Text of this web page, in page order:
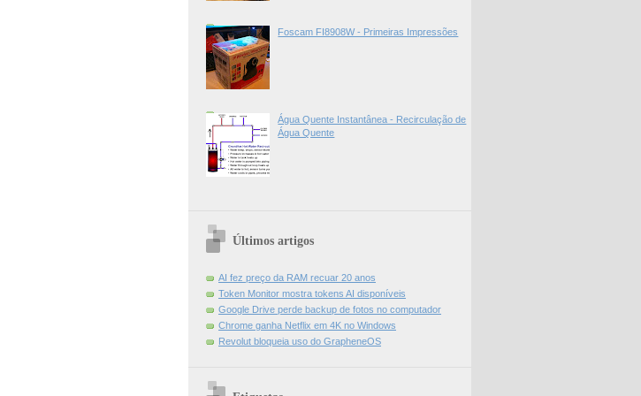
Foscam FI8908W - Primeiras Impressões
Água Quente Instantânea - Recirculação de
Água Quente
Últimos artigos
AI fez preço da RAM recuar 20 anos
Token Monitor mostra tokens AI disponíveis
Google Drive perde backup de fotos no computador
Chrome ganha Netflix em 4K no Windows
Revolut bloqueia uso do GrapheneOS